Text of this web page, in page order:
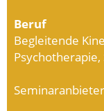
Beruf
Begleitende
Seminaranbieter